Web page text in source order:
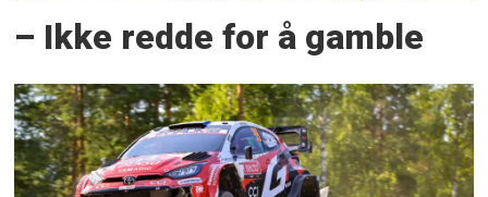
– Ikke redde for å gamble